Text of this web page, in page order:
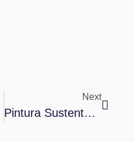
Next
Pintura Sustentável: Tendências E Práticas Ecológicas No Mundo Das Tintas